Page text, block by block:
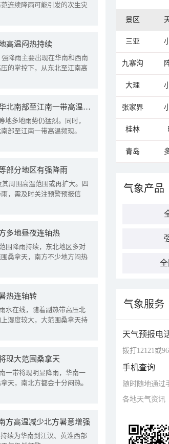
连续降雨可能引发的次生灾
高温闷热持续
降雨主要出现在华南和西南
的掌控下，从东北至江南高
四川陕西等地需警惕降雨叠加致灾 华北南部至江南一带高温频现
多地雨势仍猛烈。同时，
部至江南一带高温频现。
部分地区有强降雨
周围高温范围或再扩大。四
，需及时关注预警预报信
多地昼夜连轴热
围降雨持续，东北地区多对
桑拿天，南方不少地方闷热
热连轴转
水在线，随着副热带高压北
湿度较大，大范围桑拿天持
现大范围桑拿天
一带将现明显降雨，华南一
天，南北方都会十分闷热。
方高温减少北方暑意增强
续为华南到江汉、黄淮西部
景区
三亚
九寨沟
大理
张家界
桂林
青岛
气象产品
气象服务
天气预报电
拨打12121或
手机查询
随时随地通过
各地天气资讯